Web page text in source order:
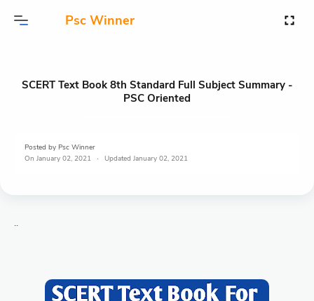
Psc Winner
SCERT Text Book 8th Standard Full Subject Summary -
PSC Oriented
Posted by Psc Winner
On January 02, 2021 January 02, 2021
..